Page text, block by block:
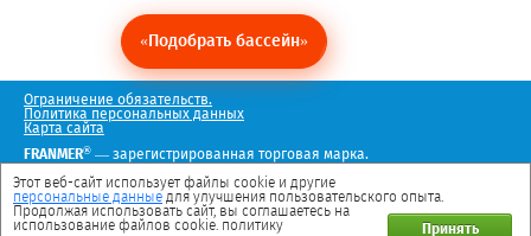
«Подобрать бассейн»
Ограничение обязательств.
Политика персональных данных
Карта сайта
FRANMER® — зарегистрированная торговая марка.
Мы в социальных сетях
Этот веб-сайт использует файлы cookie и другие
персональные данные для улучшения пользовательского опыта.
Принять
Продолжая использовать сайт, вы соглашаетесь на
использование файлов cookie. политику